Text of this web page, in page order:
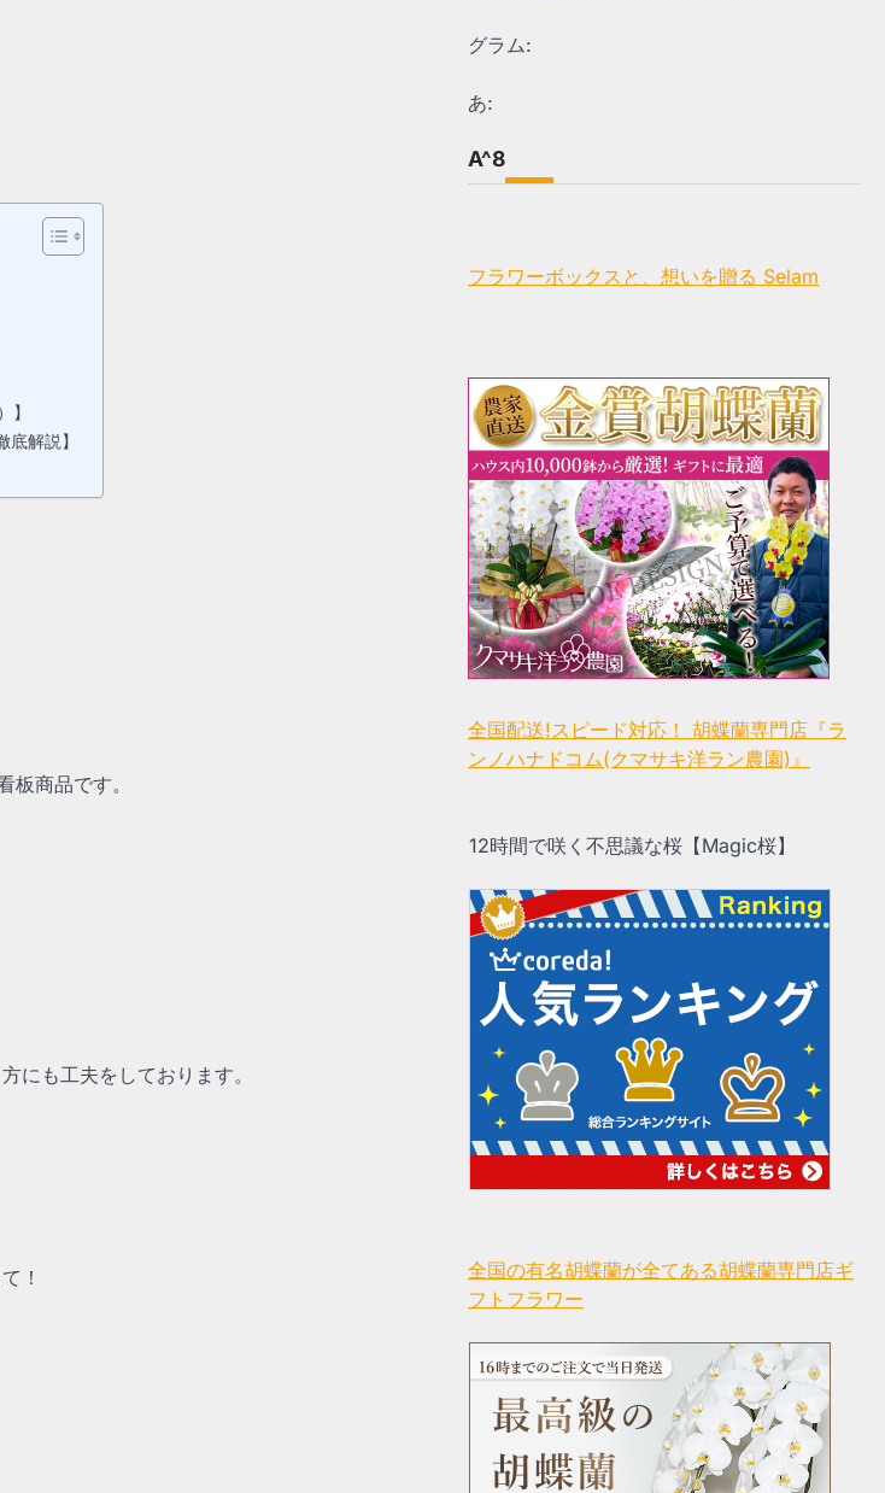
解説】
商品です。
にも工夫をしております。
！
グラム:
あ:
A^8
フラワーボックスと、想いを贈る Selam
全国配送!スピード対応！ 胡蝶蘭専門店『ラ
ンノハナドコム(クマサキ洋ラン農園)』
12時間で咲く不思議な桜【Magic桜】
全国の有名胡蝶蘭が全てある胡蝶蘭専門店ギ
フトフラワー